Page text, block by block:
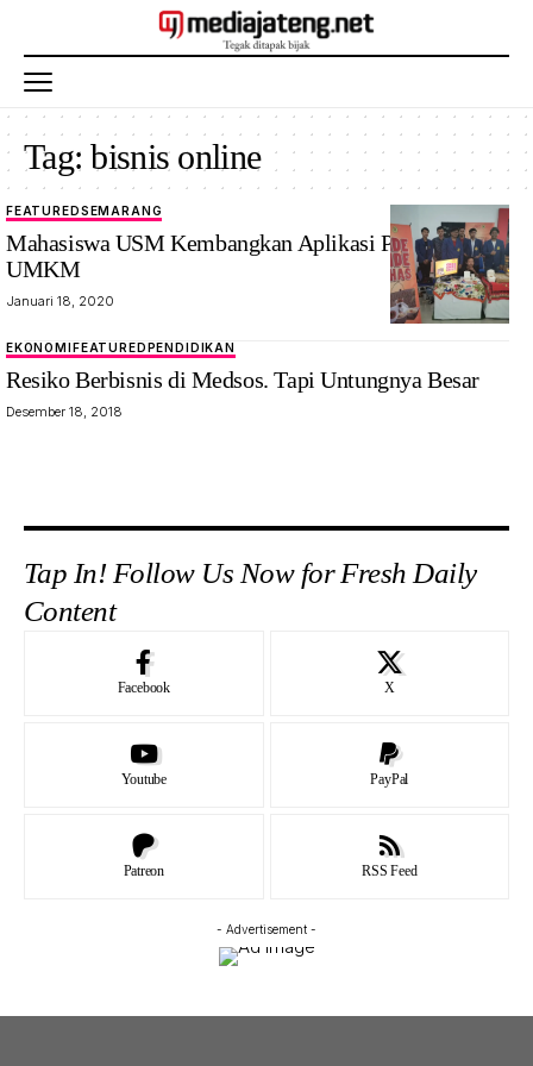
Tag:bisnis online
FEATUREDSEMARANG
Mahasiswa USM Kembangkan Aplikasi Penjualan
UMKM
Januari 18, 2020
EKONOMIFEATUREDPENDIDIKAN
Resiko Berbisnis di Medsos. Tapi Untungnya Besar
Desember 18, 2018
Tap In! Follow Us Now for Fresh Daily
Content
Facebook X
Youtube PayPal
Patreon RSS Feed
- Advertisement -